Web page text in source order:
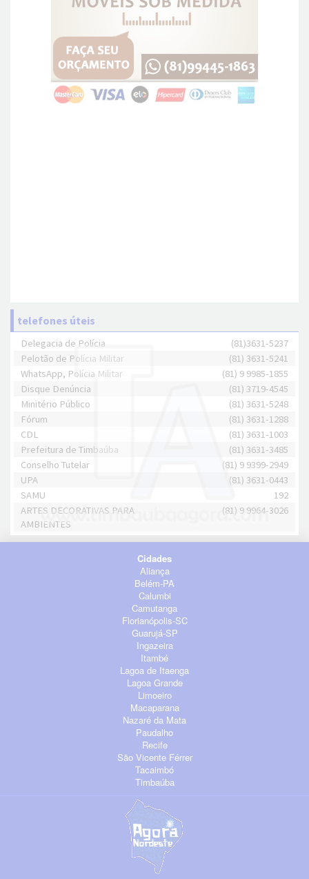
telefones úteis
Delegacia de Polícia
(81)3631-5237
Pelotão de Polícia Militar
(81) 3631-5241
WhatsApp, Polícia Militar
(81) 9 9985-1855
Disque Denúncia
(81) 3719-4545
Minitério Público
(81) 3631-5248
Fórum
(81) 3631-1288
CDL
(81) 3631-1003
Prefeitura de Timbaúba
(81) 3631-3485
Conselho Tutelar
(81) 9 9399-2949
UPA
(81) 3631-0443
SAMU
192
ARTES DECORATIVAS PARA
AMBIENTES
(81) 9 9964-3026
Cidades
Aliança
Belém-PA
Calumbi
Camutanga
Florianópolis-SC
Guarujá-SP
Ingazeira
Itambé
Lagoa de Itaenga
Lagoa Grande
Limoeiro
Macaparana
Nazaré da Mata
Paudalho
Recife
São Vicente Férrer
Tacaimbó
Timbaúba